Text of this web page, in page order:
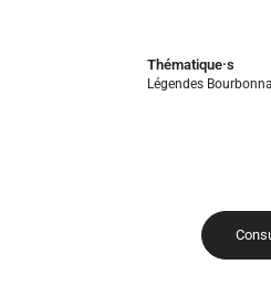
Thématique·s
Légendes